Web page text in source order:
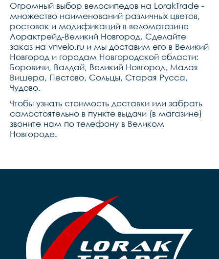
Огромный выбор велосипедов на LorakTrade -
множество наименований различных цветов,
ростовок и модификаций в веломагазине
Лорактрейд-Великий Новгород. Сделайте
заказ на vnvelo.ru и мы доставим его в Великий
Новгород и городам Новгородской области:
Боровичи, Валдай, Великий Новгород, Малая
Вишера, Пестово, Сольцы, Старая Русса,
Чудово.
Чтобы узнать стоимость доставки или забрать
самостоятельно в пункте выдачи (в магазине)
звоните нам по телефону в Великом
Новгороде.